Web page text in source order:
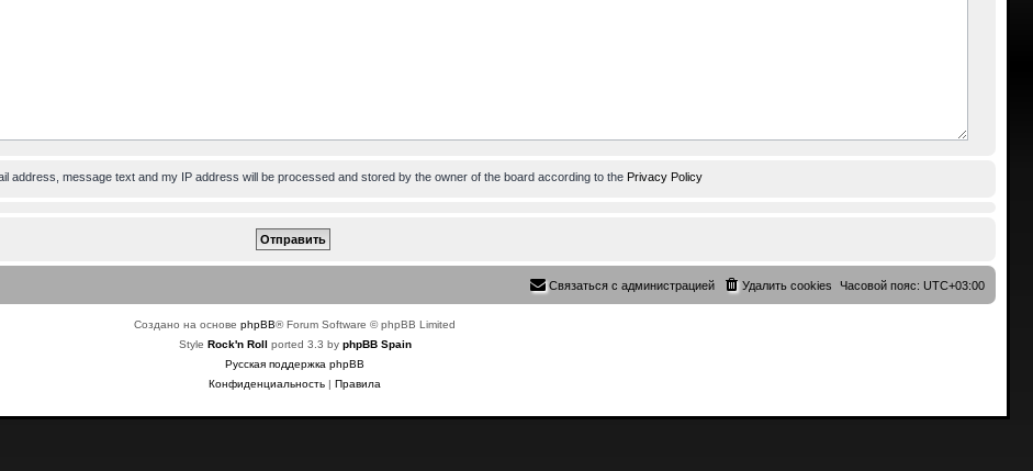
address, message text and my IP address will be processed and stored by the owner of the board according to the Privacy Policy
Часовой пояс:UTC+03:00
Удалить cookies
Связаться с администрацией
Создано на основеphpBB® Forum Software © phpBB Limited
Style Rock'n Roll ported 3.3 by phpBB Spain
Русская поддержка phpBB
Конфиденциальность |Правила